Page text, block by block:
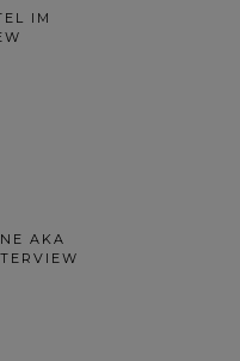
IM
AKA